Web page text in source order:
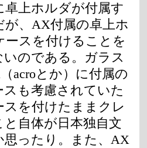
卓上ホルダが付属す
、AX付属の卓上ホ
スを付けることを
のである。ガラス
acroとか）に付属の
も考慮されていた
スを付けたままクレ
自体が日本独自文
ったり。また、AX